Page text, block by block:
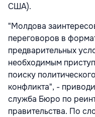
США).
"Молдова
переговоров в
предварительных
необходимым
поиску
конфликта", -
служба Бюро по
правительства. По